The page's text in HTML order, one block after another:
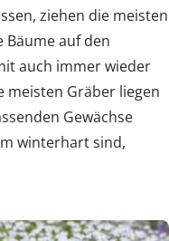
ziehen die meisten
Bäume auf den
auch immer wieder
meisten Gräber liegen
Gewächse
winterhart sind,